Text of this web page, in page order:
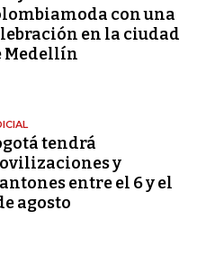
con una
en la ciudad
Medellín
tendrá
y
entre el 6 y el
agosto